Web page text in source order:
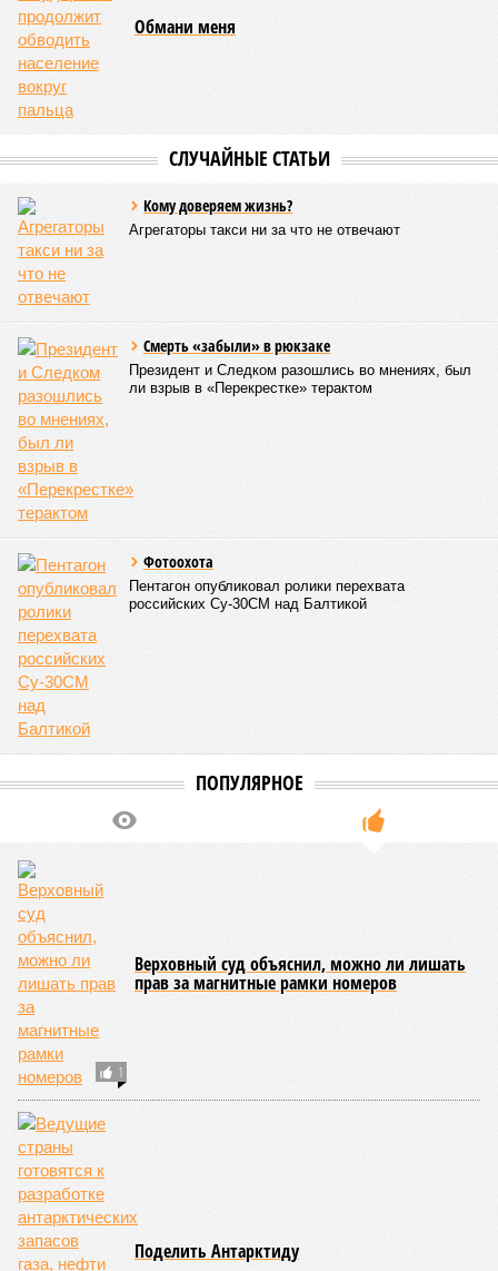
Обмани меня
СЛУЧАЙНЫЕ СТАТЬИ
Кому доверяем жизнь?
Агрегаторы такси ни за что не отвечают
Смерть «забыли» в рюкзаке
Президент и Следком разошлись во мнениях, был
ли взрыв в «Перекрестке» терактом
Фотоохота
Пентагон опубликовал ролики перехвата
российских Су-30СМ над Балтикой
ПОПУЛЯРНОЕ
1
Верховный суд объяснил, можно ли лишать
прав за магнитные рамки номеров
Поделить Антарктиду